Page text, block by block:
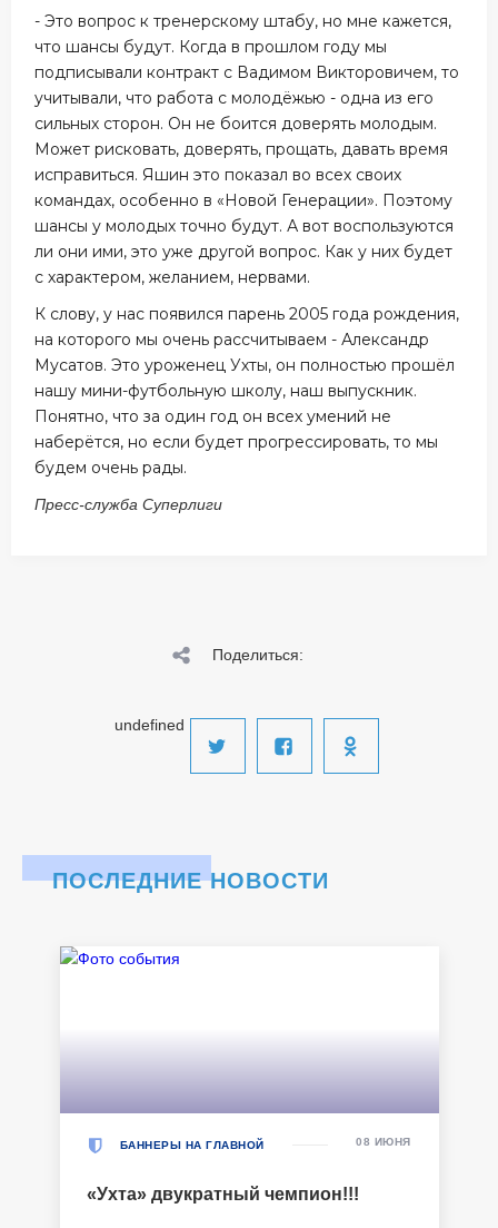
- Это вопрос к тренерскому штабу, но мне кажется,
что шансы будут. Когда в прошлом году мы
подписывали контракт с Вадимом Викторовичем, то
учитывали, что работа с молодёжью - одна из его
сильных сторон. Он не боится доверять молодым.
Может рисковать, доверять, прощать, давать время
исправиться. Яшин это показал во всех своих
командах, особенно в «Новой Генерации». Поэтому
шансы у молодых точно будут. А вот воспользуются
ли они ими, это уже другой вопрос. Как у них будет
с характером, желанием, нервами.
К слову, у нас появился парень 2005 года рождения,
на которого мы очень рассчитываем - Александр
Мусатов. Это уроженец Ухты, он полностью прошёл
нашу мини-футбольную школу, наш выпускник.
Понятно, что за один год он всех умений не
наберётся, но если будет прогрессировать, то мы
будем очень рады.
Пресс-служба Суперлиги
Поделиться:
undefined
ПОСЛЕДНИЕ НОВОСТИ
БАННЕРЫ НА ГЛАВНОЙ
«Ухта» двукратный чемпион!!!
08 ИЮНЯ